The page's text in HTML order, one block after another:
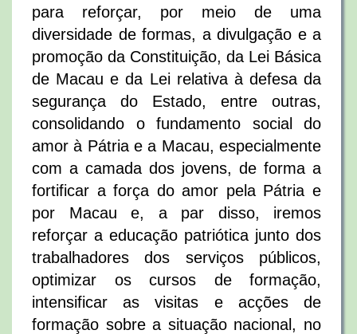
para reforçar, por meio de uma
diversidade de formas, a divulgação e a
promoção da Constituição, da Lei Básica
de Macau e da Lei relativa à defesa da
segurança do Estado, entre outras,
consolidando o fundamento social do
amor à Pátria e a Macau, especialmente
com a camada dos jovens, de forma a
fortificar a força do amor pela Pátria e
por Macau e, a par disso, iremos
reforçar a educação patriótica junto dos
trabalhadores dos serviços públicos,
optimizar os cursos de formação,
intensificar as visitas e acções de
formação sobre a situação nacional, no